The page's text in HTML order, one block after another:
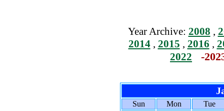
Year Archive: 2008 ,
2014, 2015 , 2016 ,
2022 -
Sun Mon
Tue